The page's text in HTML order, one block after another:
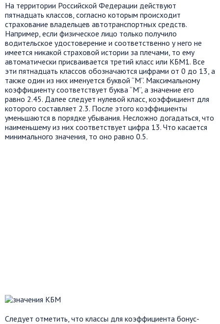
На территории Российской Федерации действуют
пятнадцать классов, согласно которым происходит
страхование владельцев автотранспортных средств.
Например, если физическое лицо только получило
водительское удостоверение и соответственно у него не
имеется никакой страховой истории за плечами, то ему
автоматически присваивается третий класс или КБМ1. Все
эти пятнадцать классов обозначаются цифрами от 0 до 13, а
также один из них именуется буквой “М”. Максимальному
коэффициенту соответствует буква “М”, а значение его
равно 2.45. Далее следует нулевой класс, коэффициент для
которого составляет 2.3. После этого коэффициенты
уменьшаются в порядке убывания. Несложно догадаться, что
наименьшему из них соответствует цифра 13. Что касается
минимального значения, то оно равно 0.5.
Следует отметить, что классы для коэффициента бонус-